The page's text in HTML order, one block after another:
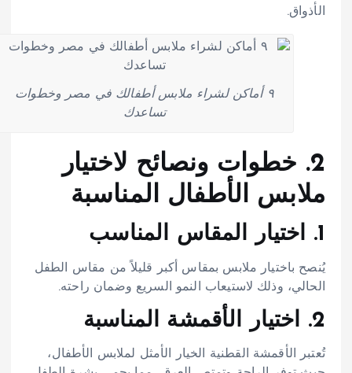
الأذواق.​
٩ أماكن لشراء ملابس أطفالك في مصر وخطوات
تساعدك
2. خطوات ونصائح لاختيار
ملابس الأطفال المناسبة
1. اختيار المقاس المناسب
يُنصح باختيار ملابس بمقاس أكبر قليلاً من مقاس الطفل
الحالي، وذلك لاستيعاب النمو السريع وضمان راحته.​
2. اختيار الأقمشة المناسبة
تُعتبر الأقمشة القطنية الخيار الأمثل لملابس الأطفال،